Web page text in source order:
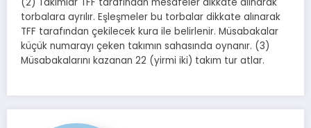
torbalara ayrılır. Eşleşmeler bu torbalar dikkate alınarak
TFF tarafından çekilecek kura ile belirlenir. Müsabakalar
küçük numarayı çeken takımın sahasında oynanır. (3)
Müsabakalarını kazanan 22 (yirmi iki) takım tur atlar.